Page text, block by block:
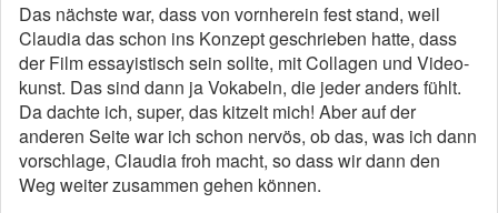
Das nächste war, dass von vornherein fest­ stand, weil
Claudia das schon ins Konzept geschrieben hatte, dass
der Film essayis­tisch sein sollte, mit Collagen und Video­
kunst. Das sind dann ja Vokabeln, die je­der anders fühlt.
Da dachte ich, super, das kitzelt mich! Aber auf der
anderen Seite war ich schon nervös, ob das, was ich dann
vorschlage, Claudia froh macht, so dass wir dann den
Weg weiter zusammen gehen können.